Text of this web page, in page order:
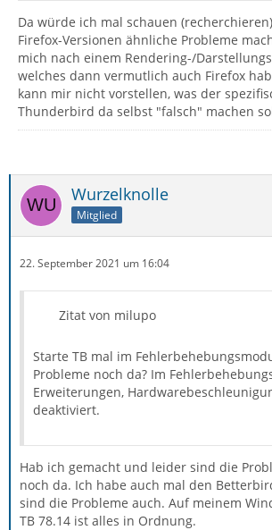
Da würde ich mal schauen
Firefox-Versionen ähnliche Probleme
mich nach einem Rendering-/
welches dann vermutlich auch Firefox
kann mir nicht vorstellen, was der
Thunderbird da selbst "falsch" machen
Wurzelknolle
Mitglied
22. September 2021 um 16:04
Zitat von milupo
Starte TB mal im
Probleme noch da? Im
Erweiterungen,
deaktiviert.
Hab ich gemacht und leider sind die
noch da. Ich habe auch mal den
sind die Probleme auch. Auf meinem
TB 78.14 ist alles in Ordnung.